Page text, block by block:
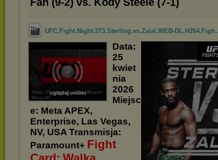
UFC.Fight.Night.273.Sterling.vs.Zalal.WEB-
oglądaj online
Data: 25 kwietnia 2026 Miejsce:
Meta AP ...
Data:
25
kwiet
nia
2026
Miejsc
e: Meta APEX,
Enterprise, Las Vegas,
NV, USA Transmisja:
Paramount+ Fight